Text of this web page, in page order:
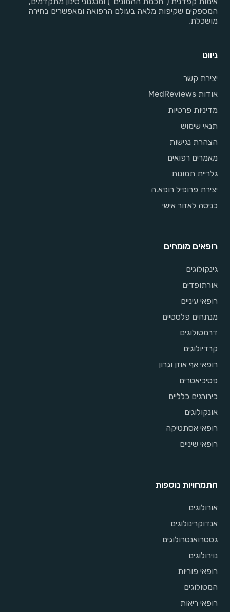
המספקים שקיפות מלאה בעולם הרפואה ומאפשרים בחירה
מושכלת.
ניווט
יצירת קשר
אודות MedReviews
מדיניות פרטיות
תנאי שימוש
הצהרת נגישות
מאמרים רפואים
גלריית תמונות
יצירת פרופיל רופא.ה
כניסה לאזור אישי
רופאים מומחים
גינקולוגים
אורתופדים
רופאי עיניים
מנתחים פלסטיים
דרמטולוגים
קרדיולוגים
רופאי אף אוזן וגרון
פסיכיאטרים
כירורגים כלליים
אונקולוגים
רופאי אסתטיקה
רופאי שיניים
התמחויות נוספות
אורולוגים
אנדוקרינולוגים
גסטרואנטרולוגים
נוירולוגים
רופאי פוריות
המטולוגים
רופאי ריאות